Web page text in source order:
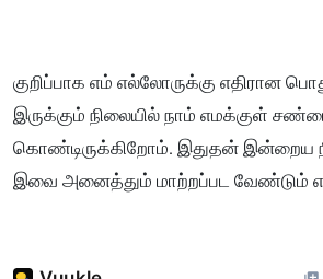
குறிப்பாக எம் எல்லோருக்கு எதிரான
இருக்கும் நிலையில் நாம் எமக்குள்
கொண்டிருக்கிறோம். இதுதன் இன்றைய
இவை அனைத்தும் மாற்றப்பட வேண்டும்